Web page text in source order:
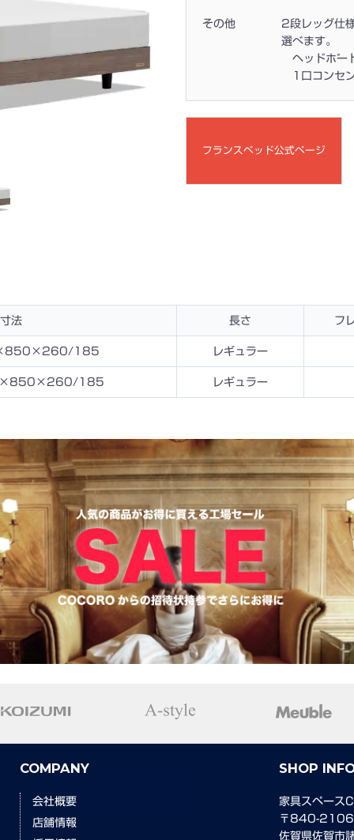
その他
2段レッグ仕
選べます。
ヘッドボー
1口コンセ
フランスベッド公式ページ
寸法 長さ フ
185 レギュラー
185 レギュラー
COMPANY
会社概要
店舗情報
SHOP
家具スペース
〒840-2106
佐賀県佐賀市